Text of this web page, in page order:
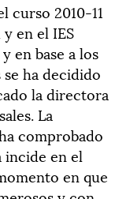
curso 2010-11
en el IES
en base a los
ha decidido
la directora
La
comprobado
incide en el
en que